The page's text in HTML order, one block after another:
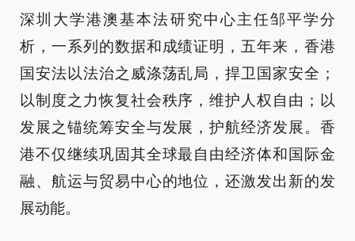
深圳大学港澳基本法研究中心主任邹平学分
析，一系列的数据和成绩证明，五年来，香港
国安法以法治之威涤荡乱局，捍卫国家安全；
以制度之力恢复社会秩序，维护人权自由；以
发展之锚统筹安全与发展，护航经济发展。香
港不仅继续巩固其全球最自由经济体和国际金
融、航运与贸易中心的地位，还激发出新的发
展动能。